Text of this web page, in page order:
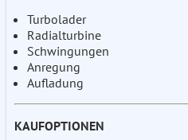
Turbolader
Radialturbine
Schwingungen
Anregung
Aufladung
KAUFOPTIONEN